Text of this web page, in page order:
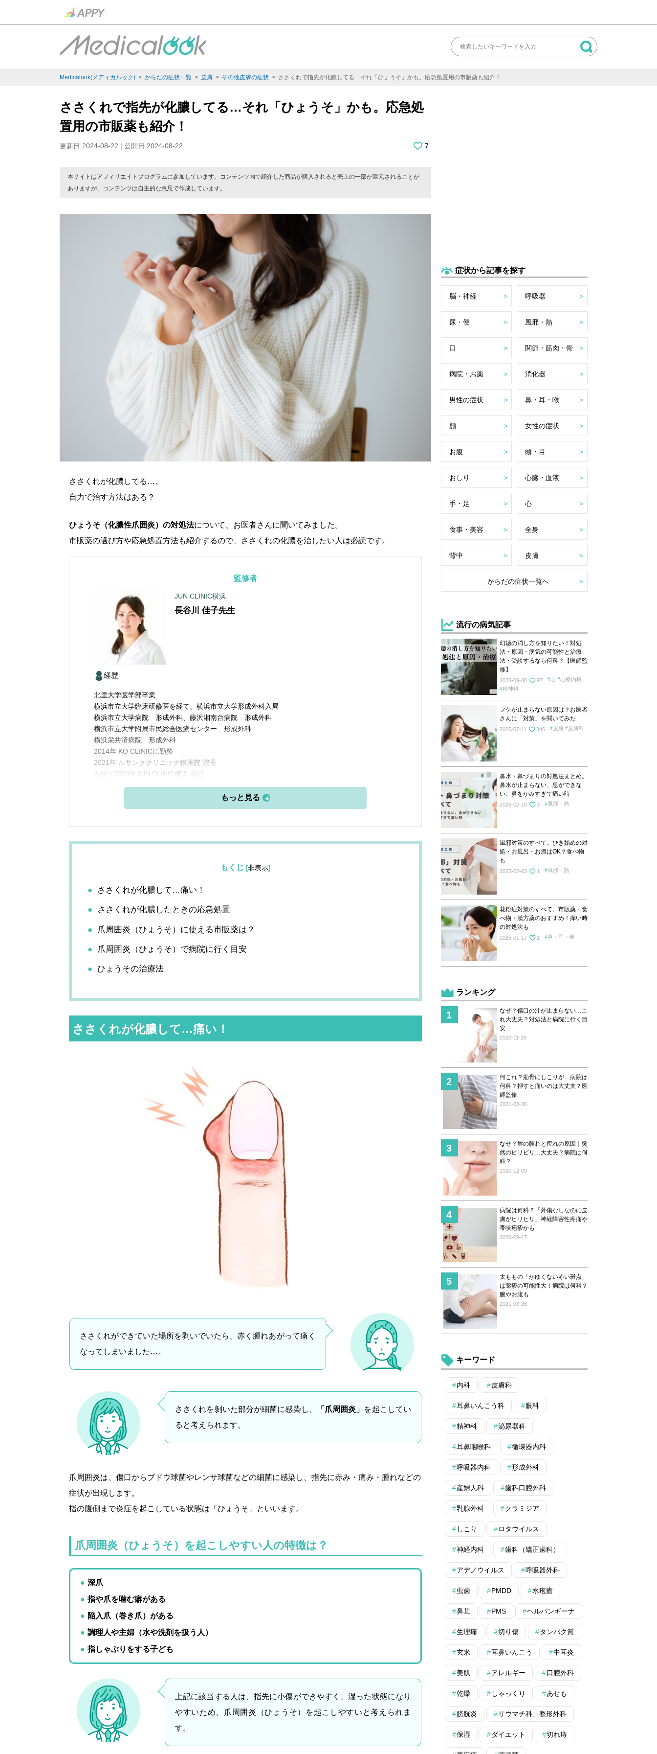
Medicalook(メディカルック) > からだの症状一覧 > 皮膚 > その他皮膚の症状 > ささくれで指先が化膿してる…それ「ひょうそ」かも。応急処置用の市販薬も紹介！
ささくれで指先が化膿してる…それ「ひょうそ」かも。応急処
置用の市販薬も紹介！
更新日:2024-08-22 | 公開日:2024-08-22 7
本サイトはアフィリエイトプログラムに参加しています。コンテンツ内で紹介した商品が購入されると売上の一部が還元されることが
ありますが、コンテンツは自主的な意思で作成しています。
ささくれが化膿してる…。
自力で治す方法はある？
ひょうそ（化膿性爪囲炎）の対処法について、お医者さんに聞いてみました。
市販薬の選び方や応急処置方法も紹介するので、ささくれの化膿を治したい人は必読です。
監修者
JUN CLINIC横浜
長谷川 佳子先生
経歴
北里大学医学部卒業
横浜市立大学臨床研修医を経て、横浜市立大学形成外科入局
横浜市立大学病院 形成外科、藤沢湘南台病院 形成外科
横浜市立大学附属市民総合医療センター 形成外科
横浜栄共済病院 形成外科
2014年 KO CLINICに勤務
2021年 ルサンククリニック銀座院 院長
を経て2024年JUN CLINIC横浜 就任
もくじ [非表示]
ささくれが化膿して…痛い！
ささくれが化膿したときの応急処置
爪周囲炎（ひょうそ）に使える市販薬は？
爪周囲炎（ひょうそ）で病院に行く目安
ひょうその治療法
ささくれが化膿して…痛い！
ささくれができていた場所を剥いでいたら、赤く腫れあがって痛く
なってしまいました…。
ささくれを剝いた部分が細菌に感染し、 「爪周囲炎」 を起こしてい
ると考えられます。
爪周囲炎は、傷口からブドウ球菌やレンサ球菌などの細菌に感染し、指先に赤み・痛み・腫れなどの
症状が出現します。
指の腹側まで炎症を起こしている状態は「ひょうそ」といいます。
爪周囲炎（ひょうそ）を起こしやすい人の特徴は？
深爪
指や爪を噛む癖がある
陥入爪（巻き爪）がある
調理人や主婦（水や洗剤を扱う人）
指しゃぶりをする子ども
上記に該当する人は、指先に小傷ができやすく、湿った状態になり
やすいため、爪周囲炎（ひょうそ）を起こしやすいと考えられま
す。
症状から記事を探す
脳・神経 呼吸器
尿・便 風邪・熱
口 関節・筋肉・骨
病院・お薬 消化器
男性の症状 鼻・耳・喉
顔 女性の症状
お腹 頭・目
おしり 心臓・血液
手・足 心
食事・美容 全身
背中 皮膚
からだの症状一覧へ
流行の病気記事
幻聴の消し方を知りたい！対処
法・原因・病気の可能性と治療
法・受診するなら何科？【医師監
修】
2025-09-30 97 心
心療内科
精神科
フケが止まらない原因は？お医者
さんに「対策」を聞いてみた
2025-07-11 346 皮膚 皮膚科
鼻水・鼻づまりの対処法まとめ。
鼻水が止まらない、息ができな
い、鼻をかみすぎて痛い時
2025-02-10 3 風邪・熱
風邪対策のすべて。ひき始めの対
処・お風呂・お酒はOK？食べ物
も
2025-02-03 1 風邪・熱
花粉症対策のすべて。市販薬・食
べ物・漢方薬のおすすめ！痒い時
の対処法も
2025-01-17 1 鼻・耳・喉
ランキング
なぜ？傷口の汁が止まらない…こ
れ大丈夫？対処法と病院に行く目
安
2020-11-19
何これ？肋骨にしこりが…病院は
何科？押すと痛いのは大丈夫？医
師監修
2021-03-30
なぜ？唇の腫れと痺れの原因｜突
然のピリピリ…大丈夫？病院は何
科？
2020-12-09
病院は何科？「外傷なしなのに皮
膚がヒリヒリ」神経障害性疼痛や
帯状疱疹かも
2020-09-17
太ももの「かゆくない赤い斑点」
は薬疹の可能性大！病院は何科？
腕やお腹も
2021-03-26
キーワード
内科 皮膚科
耳鼻いんこう科 眼科
精神科 泌尿器科
耳鼻咽喉科 循環器内科
呼吸器内科 形成外科
産婦人科 歯科口腔外科
乳腺外科 クラミジア
しこり ロタウイルス
神経内科 歯科（矯正歯科）
アデノウイルス 呼吸器外科
虫歯 PMDD 水疱瘡
鼻茸 PMS ヘルパンギーナ
生理痛 切り傷 タンパク質
玄米 耳鼻いんこう 中耳炎
美肌 アレルギー 口腔外科
乾燥 しゃっくり あせも
膀胱炎 リウマチ科、整形外科
保湿 ダイエット 切れ痔